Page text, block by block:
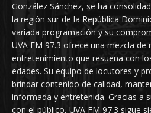
González Sánchez, se ha
la región sur de la República
variada programación y su
UVA FM 97.3 ofrece una mezcla de
entretenimiento que resuena con
edades. Su equipo de locutores y
brindar contenido de calidad,
informada y entretenida. Gracias a
con el público, UVA FM 97.3 sigue